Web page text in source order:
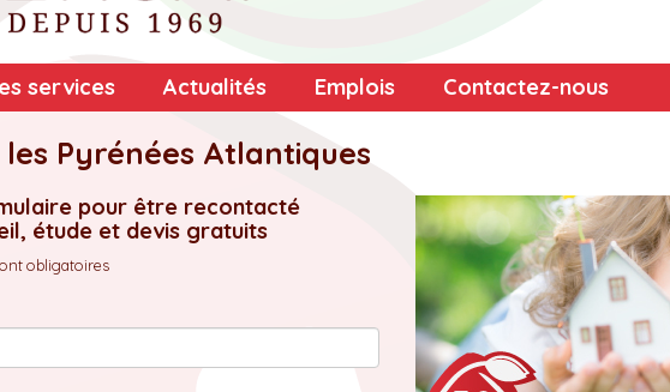
services Actualités Emplois Contactez-nous
Pyrénées Atlantiques
pour être recontacté
étude et devis gratuits
obligatoires